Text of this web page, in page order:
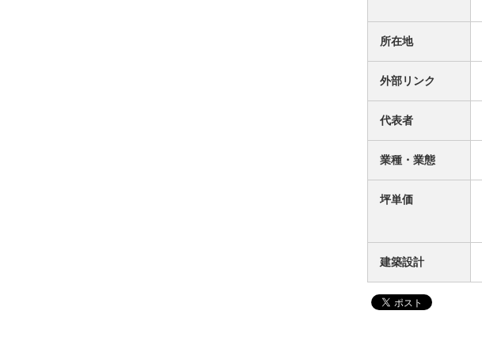
所在地
外部リンク
代表者
業種・業態
坪単価
建築設計